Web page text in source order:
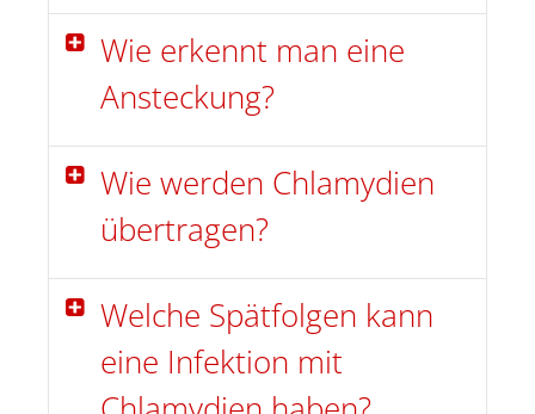
Wie erkennt man eine
Ansteckung?
Wie werden Chlamydien
übertragen?
Welche Spätfolgen kann
eine Infektion mit